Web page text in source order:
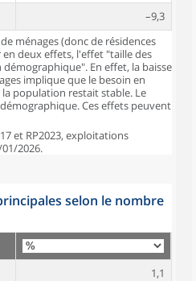
–9,3
ménages (donc de résidences
deux effets, l'effet "taille des
En effet, la baisse
implique que le besoin en
population restait stable. Le
Ces effets peuvent
et RP2023, exploitations
2026.
selon le nombre
1,1